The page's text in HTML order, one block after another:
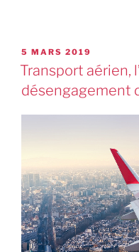
5 MARS 2019
Transport aérien,
désengagement